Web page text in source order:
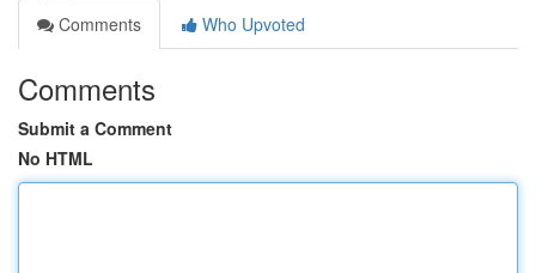
Comments
Who Upvoted
Comments
Submit a Comment
No HTML